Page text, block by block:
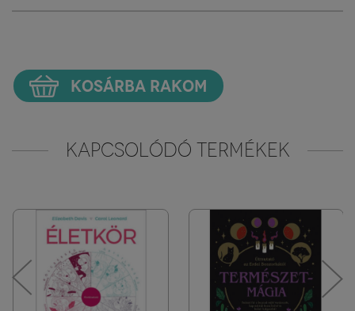
KOSÁRBA RAKOM
KAPCSOLÓDÓ TERMÉKEK